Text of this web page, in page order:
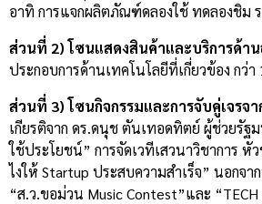
อาทิ การแจกผลิตภัณฑ์ดลองใช้ ทดลองชิม
ส่วนที่ 2)โซนแสดงสินค้าและบริการด้า
ประกอบการด้านเทคโนโลยีที่เกี่ยวข้อง กว่า
ส่วนที่ 3)โซนกิจกรรมและการจับคู่เจรจ
เกียรติจาก ดร.ดนุช ตันเทอดทิตย์ ผู้ช่วยรัฐ
ใช้ประโยชน์” การจัดเวทีเสวนาวิชาการ
ไงให้ Startup ประสบความสำเร็จ” นอกจ
“ส.ว.ขอม่วน Music Contest”และ